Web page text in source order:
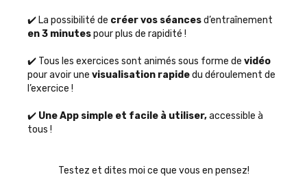
✔️ La possibilité de créer vos séances d’entraînement
en 3 minutes pour plus de rapidité !
✔️ Tous les exercices sont animés sous forme de
pour avoir une visualisation rapide du déroulement de
l’exercice !
✔️ Une App simple et facile à utiliser, accessible à
tous !
Testez et dites moi ce que vous en pensez!